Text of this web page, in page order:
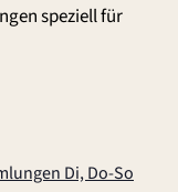
speziell für
Di, Do-So